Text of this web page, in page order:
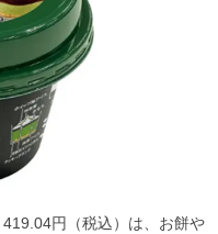
419.04円（税込）は、お餅や